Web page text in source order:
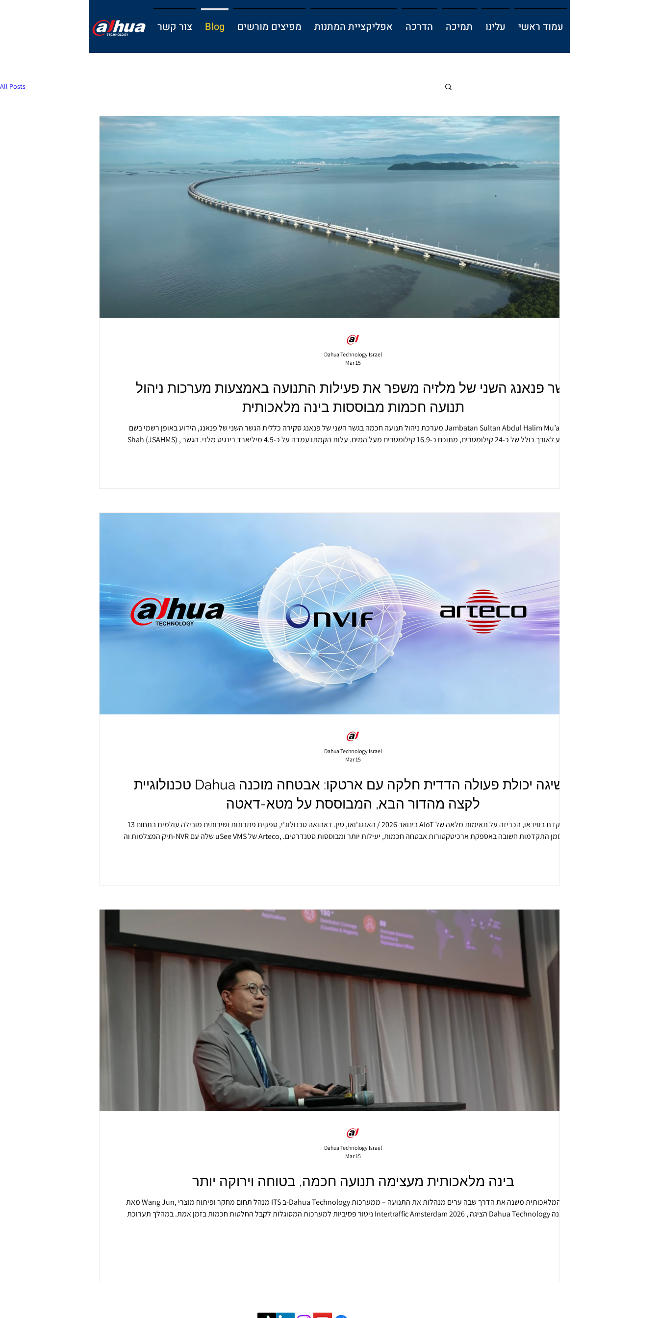
עמוד ראשי עלינו תמיכה הדרכה אפליקציית המתנות מפיצים מורשים Blog צור קשר
All Posts
גשר פנאנג השני של מלזיה משפר את פעילות התנועה באמצעות מערכות ניהול
תנועה חכמות מבוססות בינה מלאכותית
מערכת ניהול תנועה חכמה בגשר השני של פנאנג סקירה כללית הגשר השני של פנאנג, הידוע באופן רשמי בשם Jambatan Sultan Abdul Halim Mu’adzam
Shah (JSAHMS) , משתרע לאורך כולל של כ-24 קילומטרים, מתוכם כ-16.9 קילומטרים מעל המים. עלות הקמתו עמדה על כ-4.5 מיליארד רינגיט מלזי. הגשר
Dahua Technology Israel
Mar 15
טכנולוגיית Dahua משיגה יכולת פעולה הדדית חלקה עם ארטקו: אבטחה מוכנה
לקצה מהדור הבא, המבוססת על מטא-דאטה
13 בינואר 2026 / האנגג'ואו, סין. דאהואה טכנולוג'י, ספקית פתרונות ושירותים מובילה עולמית בתחום AIoT המתמקדת בווידאו, הכריזה על תאימות מלאה של
תיק המצלמות וה-NVR שלה עם uSee VMS של Arteco, מה שמסמן התקדמות חשובה באספקת ארכיטקטורות אבטחה חכמות, יעילות יותר ומבוססות סטנדרטים.
Dahua Technology Israel
Mar 15
בינה מלאכותית מעצימה תנועה חכמה, בטוחה וירוקה יותר
מאת Wang Jun, מנהל תחום מחקר ופיתוח מוצרי ITS ב-Dahua Technology הבינה המלאכותית משנה את הדרך שבה ערים מנהלות את התנועה – ממערכות
ניטור פסיביות למערכות המסוגלות לקבל החלטות חכמות בזמן אמת. במהלך תערוכת Intertraffic Amsterdam 2026 , הציגה Dahua Technology את חזונה
Dahua Technology Israel
Mar 15